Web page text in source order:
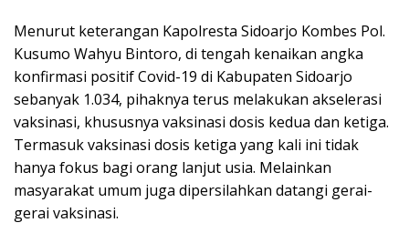
Menurut keterangan Kapolresta Sidoarjo Kombes Pol.
Kusumo Wahyu Bintoro, di tengah kenaikan angka
konfirmasi positif Covid-19 di Kabupaten Sidoarjo
sebanyak 1.034, pihaknya terus melakukan akselerasi
vaksinasi, khususnya vaksinasi dosis kedua dan ketiga.
Termasuk vaksinasi dosis ketiga yang kali ini tidak
hanya fokus bagi orang lanjut usia. Melainkan
masyarakat umum juga dipersilahkan datangi gerai-
gerai vaksinasi.